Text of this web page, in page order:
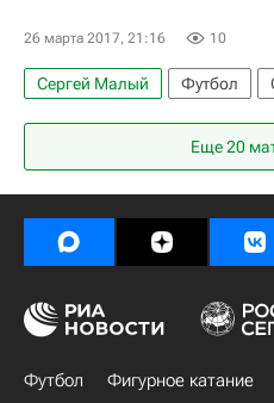
26 марта 2017, 21:16 10
Сергей Малый Футбол
Армения
Джейми Варди
Арас
Генрих Мхитарян
Еще 20
Футбол Фигурное катание